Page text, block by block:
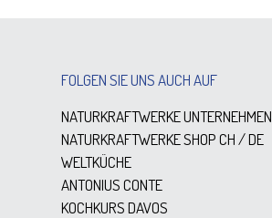
FOLGEN SIE UNS AUCH AUF
NATURKRAFTWERKE UNTERNEHMEN
NATURKRAFTWERKE SHOPCH/DE
WELTKÜCHE
ANTONIUS CONTE
KOCHKURS DAVOS